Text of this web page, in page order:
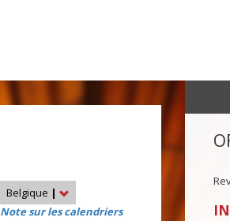
Belgique |
Note sur les calendriers